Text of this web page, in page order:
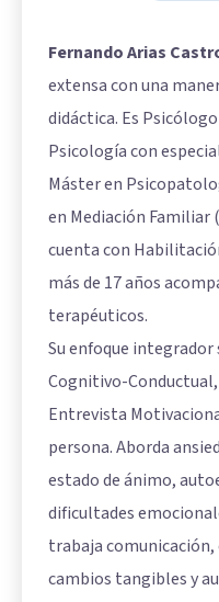
Fernando Arias
extensa con una
didáctica. Es
Psicología con
Máster en
en Mediación Familiar
cuenta con
más de 17 años
terapéuticos.
Su enfoque integrador
Cognitivo-
Entrevista
persona. Aborda
estado de ánimo,
dificultades
trabaja comunicación,
cambios tangibles y